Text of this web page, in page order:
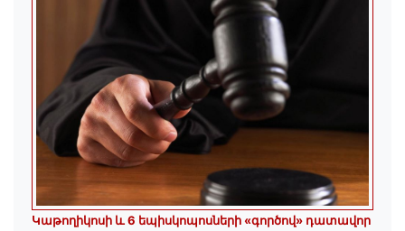
️Կաթողիկոսի և 6 եպիսկոպոսների «գործով» դատավոր